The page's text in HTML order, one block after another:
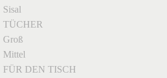
Sisal
TÜCHER
Groß
Mittel
FÜR DEN TISCH